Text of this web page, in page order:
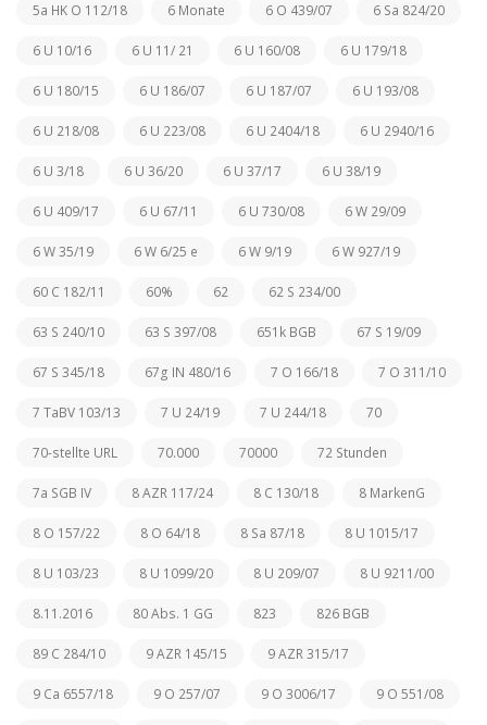
5a HK O 112/18 6 Monate 6 O 439/07 6 Sa 824/20
6 U 10/16 6 U 11/ 21 6 U 160/08 6 U 179/18
6 U 180/15 6 U 186/07 6 U 187/07 6 U 193/08
6 U 218/08 6 U 223/08 6 U 2404/18 6 U 2940/16
6 U 3/18 6 U 36/20 6 U 37/17 6 U 38/19
6 U 409/17 6 U 67/11 6 U 730/08 6 W 29/09
6 W 35/19 6 W 6/25 e 6 W 9/19 6 W 927/19
60 C 182/11 60% 62 62 S 234/00
63 S 240/10 63 S 397/08 651k BGB 67 S 19/09
67 S 345/18 67g IN 480/16 7 O 166/18 7 O 311/10
7 TaBV 103/13 7 U 24/19 7 U 244/18 70
70-stellte URL 70.000 70000 72 Stunden
7a SGB IV 8 AZR 117/24 8 C 130/18 8 MarkenG
8 O 157/22 8 O 64/18 8 Sa 87/18 8 U 1015/17
8 U 103/23 8 U 1099/20 8 U 209/07 8 U 9211/00
8.11.2016 80 Abs. 1 GG 823 826 BGB
89 C 284/10 9 AZR 145/15 9 AZR 315/17
9 Ca 6557/18 9 O 257/07 9 O 3006/17 9 O 551/08